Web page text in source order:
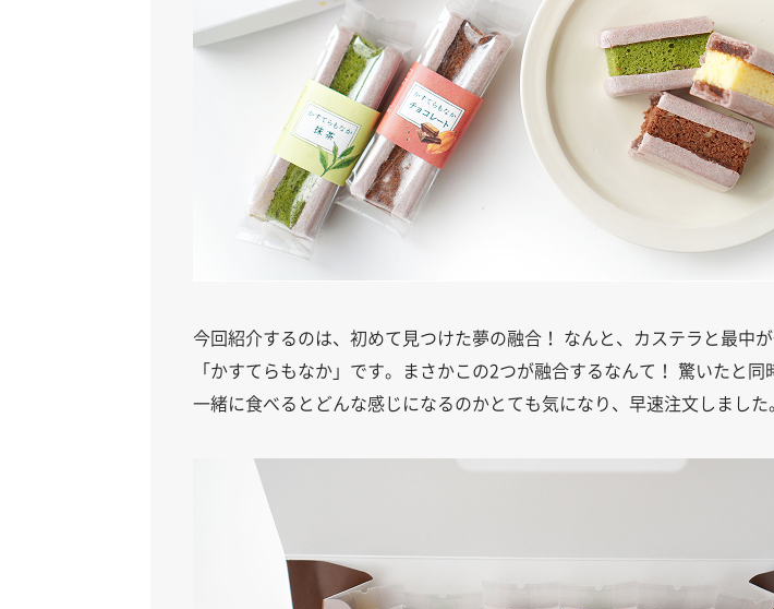
今回紹介するのは、初めて見つけた夢の融合！ なんと、カステラと最中
「かすてらもなか」です。まさかこの2つが融合するなんて！ 驚いたと同
一緒に食べるとどんな感じになるのかとても気になり、早速注文しました。